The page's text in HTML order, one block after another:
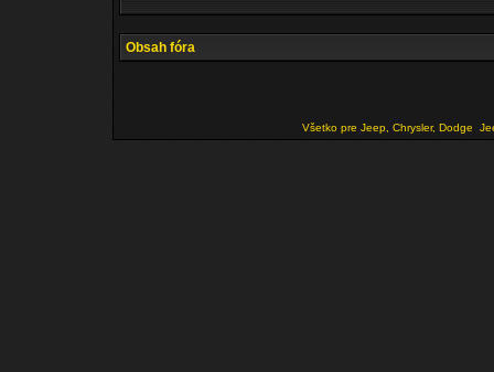
Obsah fóra
Všetko pre Jeep, Chrysler, Dodge